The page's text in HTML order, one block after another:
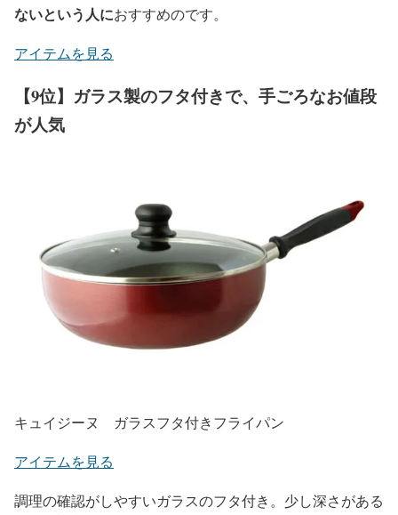
ないという人におすすめのです。
アイテムを見る
【9位】ガラス製のフタ付きで、手ごろなお値段
が人気
キュイジーヌ ガラスフタ付きフライパン
アイテムを見る
調理の確認がしやすいガラスのフタ付き。少し深さがある